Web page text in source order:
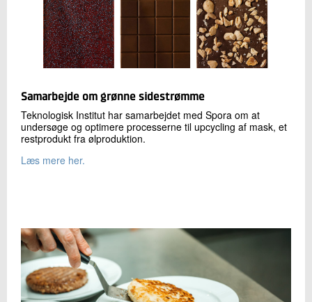
Samarbejde om grønne sidestrømme
Teknologisk Institut har samarbejdet med Spora om at
undersøge og optimere processerne til upcycling af mask, et
restprodukt fra ølproduktion.
Læs mere her.